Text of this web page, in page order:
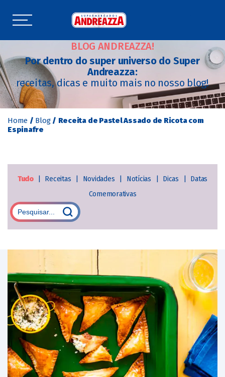
BLOG ANDREAZZA!
Por dentro do super universo do Super
Andreazza:
receitas, dicas e muito mais no nosso blog!
Home / Blog / Receita de Pastel Assado de Ricota com
Espinafre
Tudo Receitas Novidades Notícias Dicas
Datas
Comemorativas